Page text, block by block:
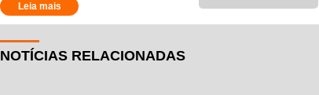
Leia mais
NOTÍCIAS RELACIONADAS